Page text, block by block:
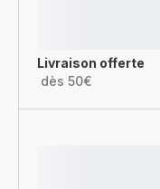
Livraison offerte
dès 50€